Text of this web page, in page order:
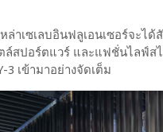
ล่าเซเลบอินฟลูเอนเซอร์จะไ
สปอร์ตแวร์ และแฟชั่นไลฟ์ส
3 เข้ามาอย่างจัดเต็ม